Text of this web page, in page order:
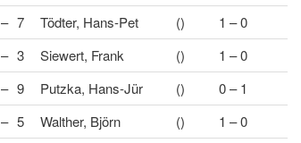
– 7 Tödter, Hans-Pet ()
1 – 0
– 3 Siewert, Frank ()
1 – 0
– 9 Putzka, Hans-Jür ()
0 – 1
– 5 Walther, Björn ()
1 – 0